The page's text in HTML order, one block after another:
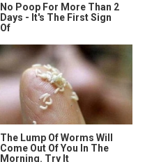
No Poop For More Than 2
Days - It's The First Sign
Of
The Lump Of Worms Will
Come Out Of You In The
Morning. Try It